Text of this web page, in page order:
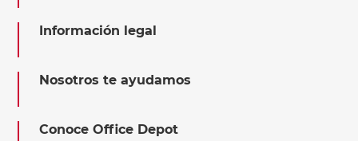
Información legal
Nosotros te ayudamos
Conoce Office Depot